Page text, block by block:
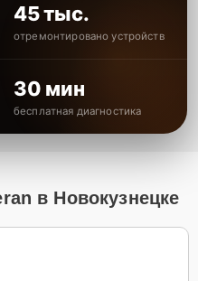
45 тыс.
отремонтировано устройств
30 мин
бесплатная диагностика
в Новокузнецке